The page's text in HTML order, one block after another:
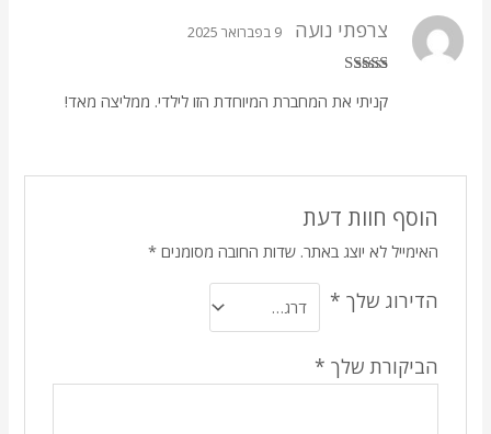
5
צרפתי נועה 9 בפברואר 2025
קניתי את המחברת המיוחדת הזו לילדי. ממליצה מאד!
הוסף חוות דעת
האימייל לא יוצג באתר. שדות החובה מסומנים *
הדירוג שלך *
הביקורת שלך *